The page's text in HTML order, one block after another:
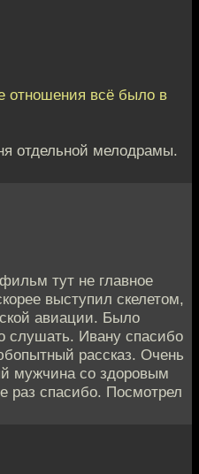
отношения всё было в
отдельной мелодрамы.
тут не главное
выступил скелетом,
авиации. Было
слушать. Ивану спасибо
рассказ. Очень
мужчина со здоровым
спасибо. Посмотрел